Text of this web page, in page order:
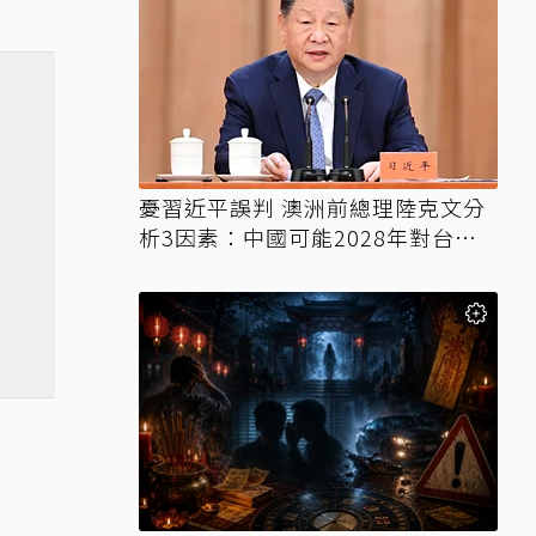
憂習近平誤判 澳洲前總理陸克文分
析3因素：中國可能2028年對台動